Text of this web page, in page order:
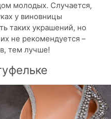
молодых. Случается,
у виновницы
таких украшений, но
не рекомендуется –
тем лучше!